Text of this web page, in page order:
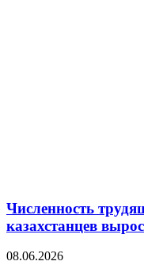
Численность
казахстанцев
08.06.2026